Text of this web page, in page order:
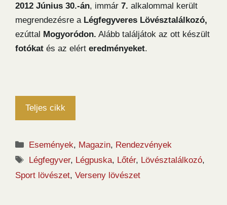
2012 Június 30.-án, immár 7. alkalommal került
megrendezésre a Légfegyveres Lövésztalálkozó,
ezúttal Mogyoródon. Alább találjátok az ott készült
fotókat és az elért eredményeket.
Teljes cikk
Kategória
Események, Magazin, Rendezvények
Címkék
Légfegyver, Légpuska, Lőtér, Lövésztalálkozó,
Sport lövészet, Verseny lövészet